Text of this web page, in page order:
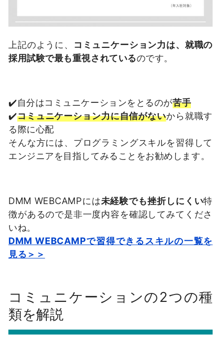
上記のように、 コミュニケーション力は、就職の
採用試験で最も重視されているのです。
✔️自分はコミュニケーションをとるのが苦手
✔️コミュニケーション力に自信がないから就職す
る際に心配
そんな方には、プログラミングスキルを習得して
エンジニアを目指してみることをお勧めします。
DMM WEBCAMPには未経験でも挫折しにくい特
徴があるので是非一度内容を確認してみてくださ
いね。
DMM WEBCAMPで習得できるスキルの一覧を
見る＞＞
コミュニケーションの2つの種
類を解説